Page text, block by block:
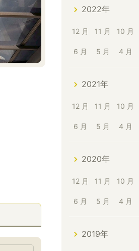
2022年
12 月 11 月 10 月
6 月 5 月 4 月
2021年
12 月 11 月 10 月
6 月 5 月 4 月
2020年
12 月 11 月 10 月
6 月 5 月 4 月
2019年